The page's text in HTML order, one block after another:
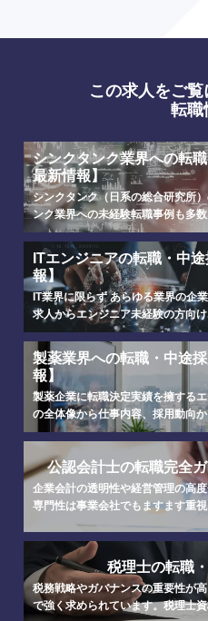
この求人をご
転職
シンクタンク業界への転
最新情報】
シンクタンク（日系の総合研究所
ンク業界への未経験転職事例も多数
ITエンジニアの転職・中
報】
IT業界に限らず あらゆる業界の企
求人からエンジニア未経験の方向け
製薬業界への転職・中途
報】
製薬企業に転職決定実績を擁する
の全体像から仕事内容、採用動向
公認会計士の転職完全
企業会計の透明性や経営管理の高
専門性は事業会社でもますます重
税理士の転職
税務戦略やガバナンスの重要性が
で強く求められています。税理士